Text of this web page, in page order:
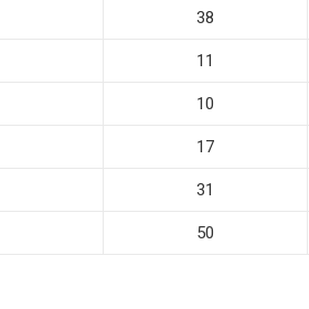
38
11
10
17
31
50